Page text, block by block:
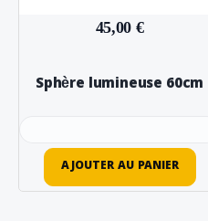
45,00 €
Sphère lumineuse 60cm
AJOUTER AU PANIER